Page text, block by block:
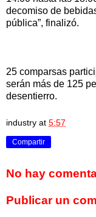
decomiso de
pública”, finalizó.
25 comparsas
serán más de 125
desentierro.
industry at 5:57
Compartir
No hay
Publicar un